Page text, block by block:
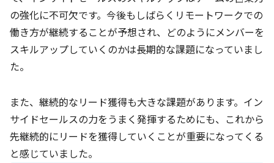
の強化に不可欠です。今後もしばらくリモートワークでの
働き方が継続することが予想され、どのようにメンバーを
スキルアップしていくのかは長期的な課題になっていまし
た。
また、継続的なリード獲得も大きな課題があります。イン
サイドセールスの力をうまく発揮するためにも、これから
先継続的にリードを獲得していくことが重要になってくる
と感じていました。